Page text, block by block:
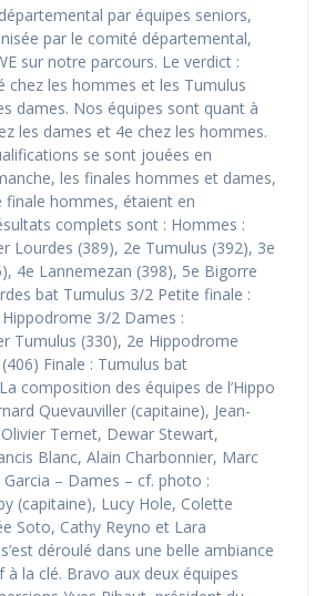
par équipes seniors,
par le comité départemental,
sur notre parcours. Le verdict :
chez les hommes et les Tumulus
dames. Nos équipes sont quant à
les dames et 4e chez les hommes.
se sont jouées en
les finales hommes et dames,
finale hommes, étaient en
complets sont : Hommes :
Lourdes (389), 2e Tumulus (392), 3e
4e Lannemezan (398), 5e Bigorre
bat Tumulus 3/2 Petite finale :
3/2 Dames :
Tumulus (330), 2e Hippodrome
Finale : Tumulus bat
composition des équipes de l’Hippo
Quevauviller (capitaine), Jean-
Ternet, Dewar Stewart,
Blanc, Alain Charbonnier, Marc
– Dames – cf. photo :
(capitaine), Lucy Hole, Colette
Soto, Cathy Reyno et Lara
déroulé dans une belle ambiance
à la clé. Bravo aux deux équipes